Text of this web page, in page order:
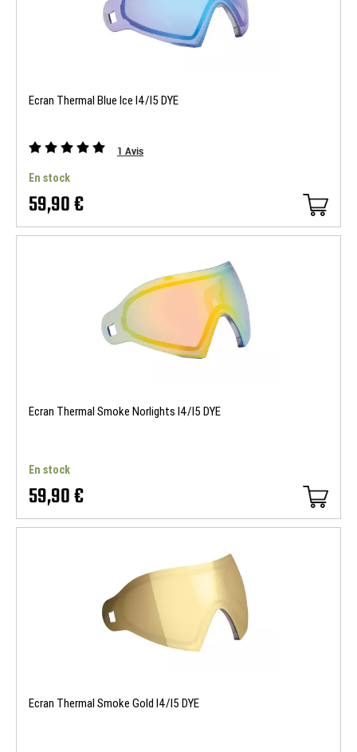
Ecran Thermal Blue Ice I4/I5 DYE
1 Avis
En stock
59,90 €
Ecran Thermal Smoke Norlights I4/I5 DYE
En stock
59,90 €
Ecran Thermal Smoke Gold I4/I5 DYE